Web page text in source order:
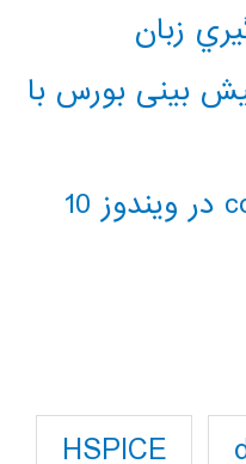
زبان
بینی بورس با
HSPICE